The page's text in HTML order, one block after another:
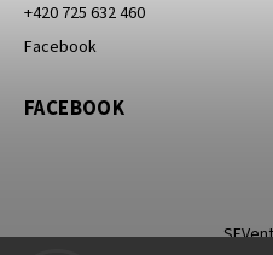
+420 725 632 460
Facebook
FACEBOOK